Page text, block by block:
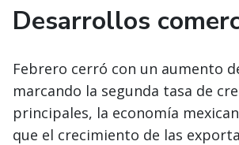
Desarrollos
Febrero cerró con un aumento
marcando la segunda tasa de
principales, la economía
que el crecimiento de las